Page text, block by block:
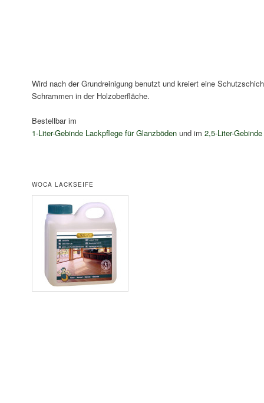
Wird nach der Grundreinigung benutzt und kreiert eine
Schrammen in der Holzoberfläche.
Bestellbar im
1-Liter-Gebinde Lackpflege für Glanzbödenund im 2,5-Liter-
WOCA LACKSEIFE